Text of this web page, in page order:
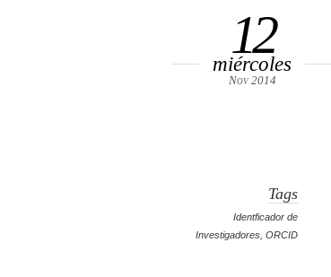
12
miércoles
Nov 2014
Tags
Identficador de
Investigadores,ORCID